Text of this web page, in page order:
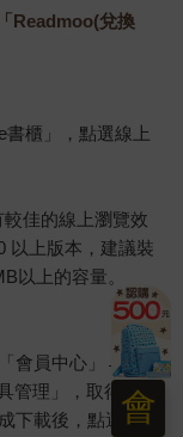
Readmoo(兌換
櫃」，點選線上
佳的線上瀏覽效
以上版本，建議裝
以上的容量。
會員中心」→「我
理」，取得通行
下載後，點選任一
會